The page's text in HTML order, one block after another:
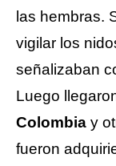
las hembras.
vigilar los
señalizaban
Luego
Colombia y
fueron